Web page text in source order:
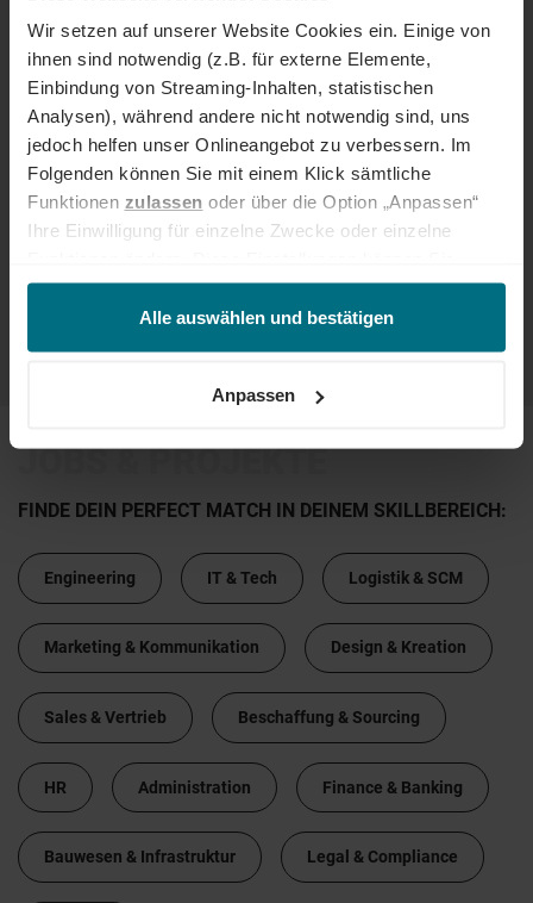
Wir setzen auf unserer Website Cookies ein. Einige von
ihnen sind notwendig (z.B. für externe Elemente,
Einbindung von Streaming-Inhalten, statistischen
Analysen), während andere nicht notwendig sind, uns
jedoch helfen unser Onlineangebot zu verbessern. Im
Folgenden können Sie mit einem Klick sämtliche
Funktionen zulassen oder über die Option „Anpassen“
Ihre Einwilligung für einzelne Zwecke oder einzelne
jederzeit über unserenCookie-Hinweisaufrufen
und/oder nachträglich jederzeit anpassen. Weitere
Informationen erhalten Sie über unseren
Alle auswählen und bestätigen
Anpassen
Strategischer Einkäufer (m/w/d)
Festanstellung Professional
Gräfelfing
Online seit 8 Tagen
Inbetriebnahmetechniker (m/w/d)
Arbeitnehmerüberlassung Professional
Maisach
... 12 13 14 15 16 ...
JOBS & PROJEKTE
FINDE DEIN PERFECT MATCH IN DEINEM SKILLBEREICH:
Engineering IT & Tech Logistik & SCM
Marketing & Kommunikation Design & Kreation
Sales & Vertrieb Beschaffung & Sourcing
HR Administration Finance & Banking
Bauwesen & Infrastruktur Legal & Compliance